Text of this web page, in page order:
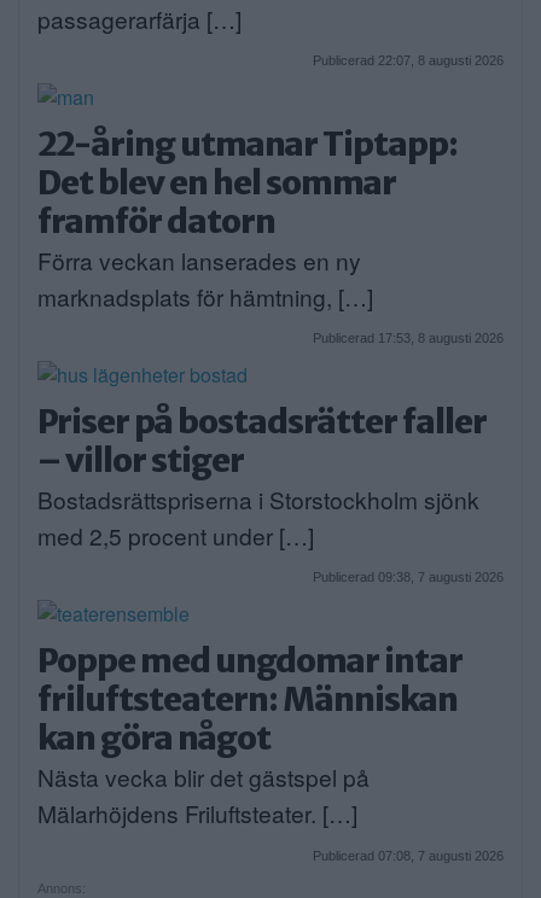
passagerarfärja […]
Publicerad 22:07, 8 augusti 2026
22-åring utmanar Tiptapp:
Det blev en hel sommar
framför datorn
Förra veckan lanserades en ny
marknadsplats för hämtning, […]
Publicerad 17:53, 8 augusti 2026
Priser på bostadsrätter faller
– villor stiger
Bostadsrättspriserna i Storstockholm sjönk
med 2,5 procent under […]
Publicerad 09:38, 7 augusti 2026
Poppe med ungdomar intar
friluftsteatern: Människan
kan göra något
Nästa vecka blir det gästspel på
Mälarhöjdens Friluftsteater. […]
Publicerad 07:08, 7 augusti 2026
Annons: